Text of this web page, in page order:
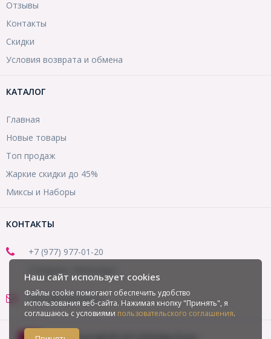
Отзывы
Контакты
Скидки
Условия возврата и обмена
КАТАЛОГ
Главная
Новые товары
Топ продаж
Жаркие скидки до 45%
Миксы и Наборы
КОНТАКТЫ
+7 (977) 977-01-20
office@mirbusin.ru
Наш сайт использует cookies
Файлы cookie помогают обеспечить удобство
использования веб-сайта. Нажимая кнопку "Принять", я
соглашаюсь с условиями пользовательского соглашения.